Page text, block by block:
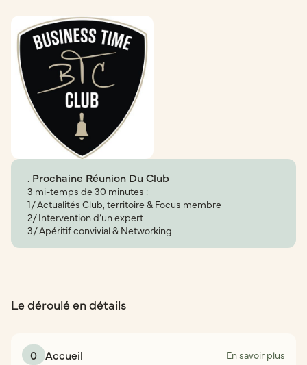
. Prochaine Réunion Du Club
3 mi-temps de 30 minutes :
1/ Actualités Club, territoire & Focus membre
2/ Intervention d’un expert
3/ Apéritif convivial & Networking
Le déroulé en détails
0 Accueil En savoir plus